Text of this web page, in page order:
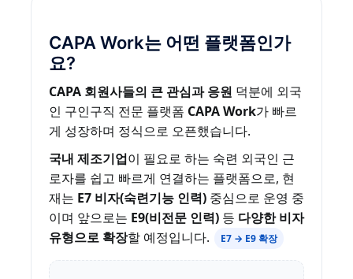
CAPA Work는 어떤 플랫폼인가
요?
CAPA 회원사들의 큰 관심과 응원 덕분에 외국
인 구인구직 전문 플랫폼 CAPA Work가 빠르
게 성장하며 정식으로 오픈했습니다.
국내 제조기업이 필요로 하는 숙련 외국인 근
로자를 쉽고 빠르게 연결하는 플랫폼으로, 현
재는 E7 비자(숙련기능 인력) 중심으로 운영 중
이며 앞으로는 E9(비전문 인력) 등 다양한 비자
유형으로 확장할 예정입니다. E7 → E9 확장